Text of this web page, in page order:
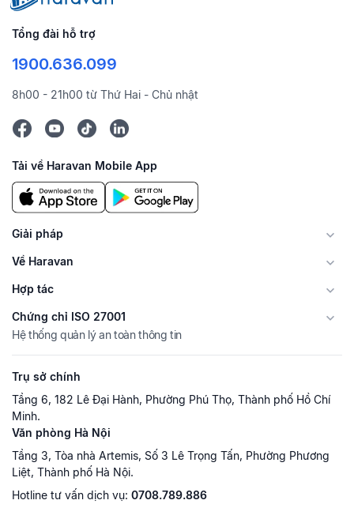
Tổng đài hỗ trợ
1900.636.099
8h00 - 21h00 từ Thứ Hai - Chủ nhật
Tải về Haravan Mobile App
Giải pháp
Về Haravan
Hợp tác
Chứng chỉ ISO 27001
Hệ thống quản lý an toàn thông tin
Trụ sở chính
Tầng 6, 182 Lê Đại Hành, Phường Phú Thọ, Thành phố Hồ Chí
Minh.
Văn phòng Hà Nội
Tầng 3, Tòa nhà Artemis, Số 3 Lê Trọng Tấn, Phường Phương
Liệt, Thành phố Hà Nội.
Hotline tư vấn dịch vụ: 0708.789.886